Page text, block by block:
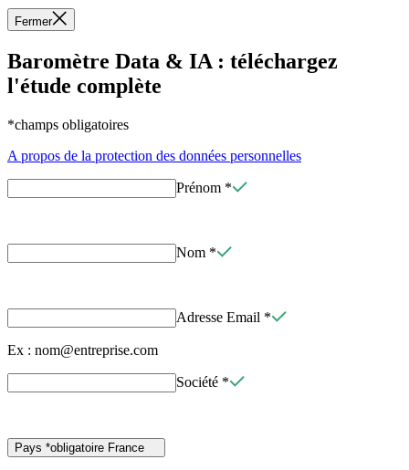
Fermer
Baromètre Data & IA : téléchargez
l'étude complète
*champs obligatoires
A propos de la protection des données personnelles
Prénom *
Nom *
Adresse Email *
Ex : nom@entreprise.com
Société *
Pays *obligatoire France